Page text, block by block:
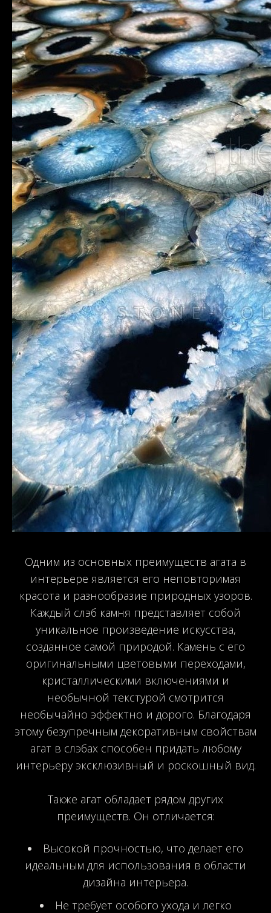
Одним из основных преимуществ агата в
интерьере является его неповторимая
красота и разнообразие природных узоров.
Каждый слэб камня представляет собой
уникальное произведение искусства,
созданное самой природой. Камень с его
оригинальными цветовыми переходами,
кристаллическими включениями и
необычной текстурой смотрится
необычайно эффектно и дорого. Благодаря
этому безупречным декоративным свойствам
агат в слэбах способен придать любому
интерьеру эксклюзивный и роскошный вид.
Также агат обладает рядом других
преимуществ. Он отличается:
Высокой прочностью, что делает его
идеальным для использования в области
дизайна интерьера.
Не требует особого ухода и легко